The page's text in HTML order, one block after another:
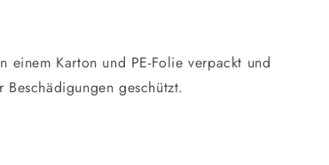
einem Karton und PE-Folie verpackt und
geschützt.